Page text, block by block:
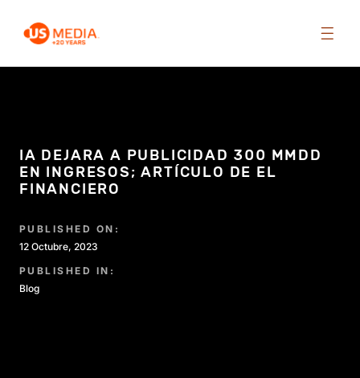
IA DEJARA A PUBLICIDAD 300 MMDD
EN INGRESOS; ARTÍCULO DE EL
FINANCIERO
PUBLISHED ON:
12 Octubre, 2023
PUBLISHED IN:
Blog